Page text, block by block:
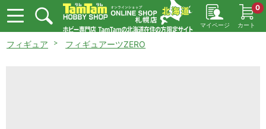
マイページ カート
0
フィギュア フィギュアーツZERO